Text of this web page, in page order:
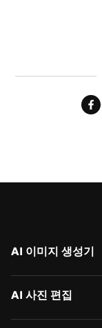
AI 이미지 생성기
이미지 → 이미지
AI 사진 편집